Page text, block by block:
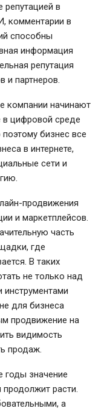
репутацией в
комментарии в
способны
информация
репутация
и партнеров.
компании начинают
в цифровой среде
бизнес все
в интернете,
сети и
продвижения
и маркетплейсов.
часть
где
В таких
не только над
инструментами
для бизнеса
продвижение на
видимость
продаж.
годы значение
расти.
а